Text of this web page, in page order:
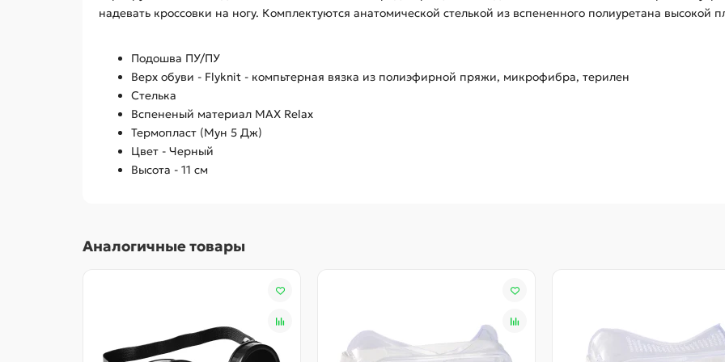
надевать кроссовки на ногу. Комплектуются анатомической стелькой из вспененного полиуретана высокой
Подошва ПУ/ПУ
Верх обуви - Flyknit - компьтерная вязка из полиэфирной пряжи, микрофибра, терилен
Стелька
Вспененый материал MAX Relax
Термопласт (Мун 5 Дж)
Цвет - Черный
Высота - 11 см
Аналогичные товары